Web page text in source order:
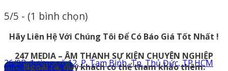
5/5 - (1 bình chọn)
Hãy Liên Hệ Với Chúng Tôi Để Có Báo Giá Tốt Nhất !
247 MEDIA – ÂM THANH SỰ KIỆN CHUYÊN NGHIỆP
info@247media.vn
26/9B đường số 12, P. Tam Bình, Tp. Thủ Đức, TP.HCM
Ngoài ra, quý khách có thể tham khảo thêm: